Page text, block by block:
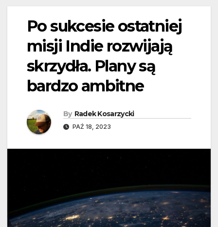
Po sukcesie ostatniej
misji Indie rozwijają
skrzydła. Plany są
bardzo ambitne
By Radek Kosarzycki
PAŹ 18, 2023